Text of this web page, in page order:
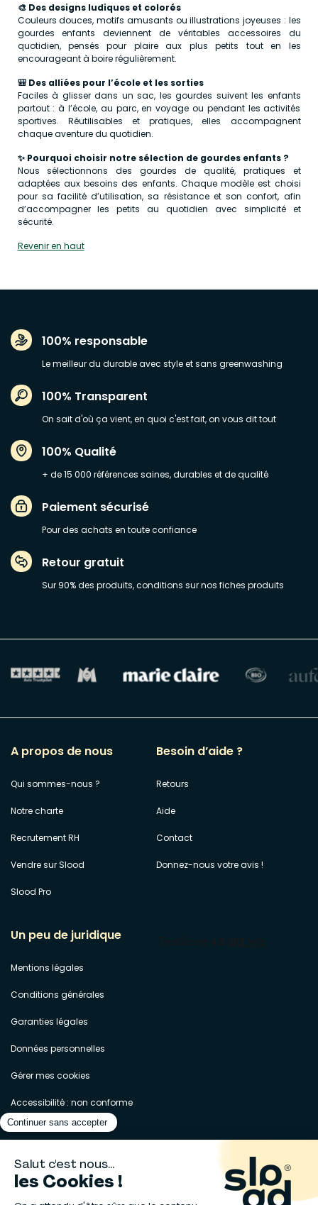
🎨 Des designs ludiques et colorés
Couleurs douces, motifs amusants ou illustrations joyeuses : les
gourdes enfants deviennent de véritables accessoires du
quotidien, pensés pour plaire aux plus petits tout en les
encourageant à boire régulièrement.
🎒 Des alliées pour l’école et les sorties
Faciles à glisser dans un sac, les gourdes suivent les enfants
partout : à l’école, au parc, en voyage ou pendant les activités
sportives. Réutilisables et pratiques, elles accompagnent
chaque aventure du quotidien.
✨ Pourquoi choisir notre sélection de gourdes enfants ?
Nous sélectionnons des gourdes de qualité, pratiques et
adaptées aux besoins des enfants. Chaque modèle est choisi
pour sa facilité d’utilisation, sa résistance et son confort, afin
d’accompagner les petits au quotidien avec simplicité et
sécurité.
Revenir en haut
100% responsable
Le meilleur du durable avec style et sans greenwashing
100% Transparent
On sait d'où ça vient, en quoi c'est fait, on vous dit tout
100% Qualité
+ de 15 000 références saines, durables et de qualité
Paiement sécurisé
Pour des achats en toute confiance
Retour gratuit
Sur 90% des produits, conditions sur nos fiches produits
A propos de nous
Qui sommes-nous ?
Notre charte
Recrutement RH
Vendre sur Slood
Slood Pro
Besoin d’aide ?
Retours
Aide
Contact
Donnez-nous votre avis !
Un peu de juridique
Mentions légales
Conditions générales
Garanties légales
Données personnelles
Gérer mes cookies
Accessibilité : non conforme